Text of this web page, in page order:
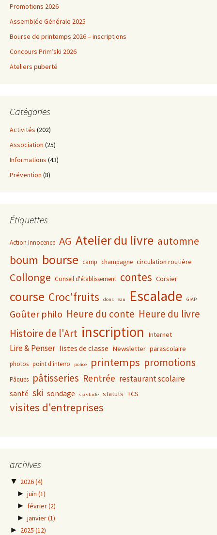
Promotions 2026
Assemblée Générale 2025
Bourse de printemps 2026 – inscriptions
Concours Prim’ski 2026
Ateliers puberté
Catégories
Activités (202)
Association (25)
Informations (43)
Prévention (8)
Étiquettes
Action Innocence AG Atelier du livre automne
boum bourse camp champagne circulation routière
Collonge Conseil d'établissement contes Corsier
course Croc'fruits dons eau Escalade GIAP
Goûter philo Heure du conte Heure du livre
Histoire de l'Art inscription Internet
Lire & Penser listes de classe Newsletter parascolaire
photos point d'interro police printemps promotions
Pâques pâtisseries Rentrée restaurant scolaire
santé ski sondage spectacle statuts TCS
visites d'entreprises
archives
▼ 2026(4)
► juin (1)
► février(2)
► janvier(1)
► 2025 (12)